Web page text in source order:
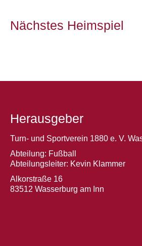
Nächstes Heimspiel
Herausgeber
Turn- und Sportverein 1880 e. V.
Abteilung: Fußball
Abteilungsleiter: Kevin Klammer
Alkorstraße 16
83512 Wasserburg am Inn